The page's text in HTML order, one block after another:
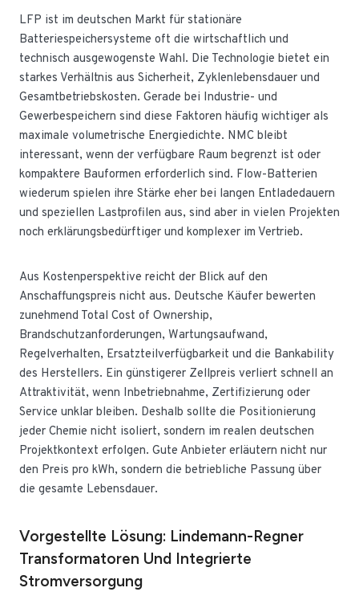
LFP ist im deutschen Markt für stationäre
Batteriespeichersysteme oft die wirtschaftlich und
technisch ausgewogenste Wahl. Die Technologie bietet ein
starkes Verhältnis aus Sicherheit, Zyklenlebensdauer und
Gesamtbetriebskosten. Gerade bei Industrie- und
Gewerbespeichern sind diese Faktoren häufig wichtiger als
maximale volumetrische Energiedichte. NMC bleibt
interessant, wenn der verfügbare Raum begrenzt ist oder
kompaktere Bauformen erforderlich sind. Flow-Batterien
wiederum spielen ihre Stärke eher bei langen Entladedauern
und speziellen Lastprofilen aus, sind aber in vielen Projekten
noch erklärungsbedürftiger und komplexer im Vertrieb.
Aus Kostenperspektive reicht der Blick auf den
Anschaffungspreis nicht aus. Deutsche Käufer bewerten
zunehmend Total Cost of Ownership,
Brandschutzanforderungen, Wartungsaufwand,
Regelverhalten, Ersatzteilverfügbarkeit und die Bankability
des Herstellers. Ein günstigerer Zellpreis verliert schnell an
Attraktivität, wenn Inbetriebnahme, Zertifizierung oder
Service unklar bleiben. Deshalb sollte die Positionierung
jeder Chemie nicht isoliert, sondern im realen deutschen
Projektkontext erfolgen. Gute Anbieter erläutern nicht nur
den Preis pro kWh, sondern die betriebliche Passung über
die gesamte Lebensdauer.
Vorgestellte Lösung: Lindemann-Regner
Transformatoren Und Integrierte
Stromversorgung